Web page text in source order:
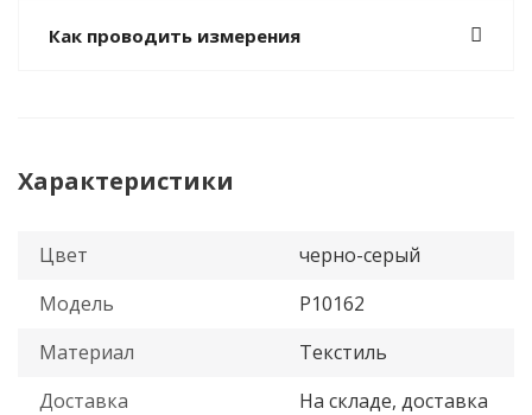
Как проводить измерения
Характеристики
Цвет
черно-серый
Модель
P10162
Материал
Текстиль
Доставка
На складе, доставка